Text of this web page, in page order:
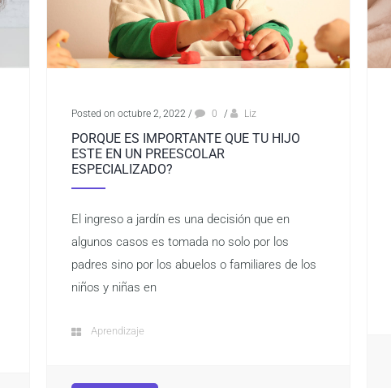
Posted on octubre 2, 2022 / 0 / Liz
PORQUE ES IMPORTANTE QUE TU HIJO
ESTE EN UN PREESCOLAR
ESPECIALIZADO?
El ingreso a jardín es una decisión que en
algunos casos es tomada no solo por los
padres sino por los abuelos o familiares de los
niños y niñas en
Aprendizaje